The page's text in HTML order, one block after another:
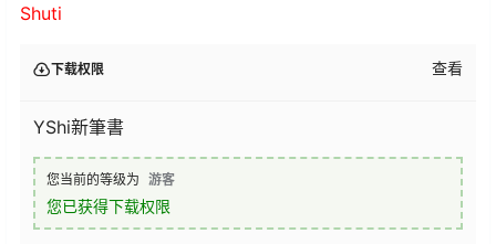
Shuti
下载权限 查看
YShi新筆書
您当前的等级为 游客
您已获得下载权限